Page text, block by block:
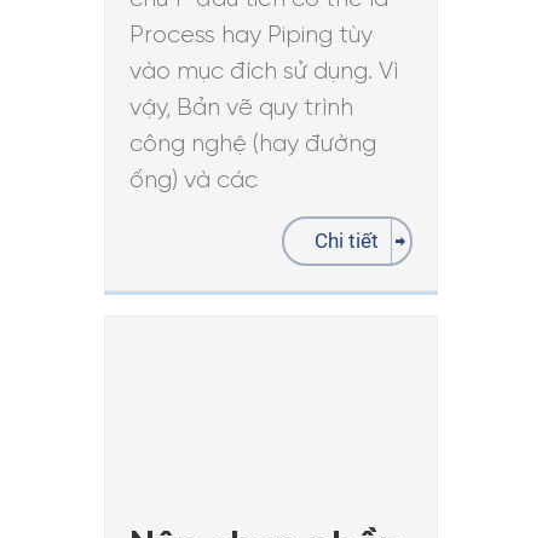
Process hay Piping tùy
vào mục đích sử dụng. Vì
vậy, Bản vẽ quy trình
công nghệ (hay đường
ống) và các
Chi tiết